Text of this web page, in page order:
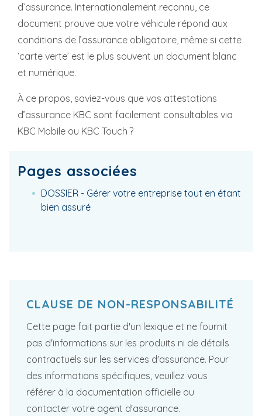
d’assurance. Internationalement reconnu, ce
document prouve que votre véhicule répond aux
conditions de l’assurance obligatoire, même si cette
‘carte verte’ est le plus souvent un document blanc
et numérique.
À ce propos, saviez-vous que vos attestations
d’assurance KBC sont facilement consultables via
KBC Mobile ou KBC Touch ?
Pages associées
DOSSIER - Gérer votre entreprise tout en étant
bien assuré
CLAUSE DE NON-RESPONSABILITÉ
Cette page fait partie d'un lexique et ne fournit
pas d'informations sur les produits ni de détails
contractuels sur les services d'assurance. Pour
des informations spécifiques, veuillez vous
référer à la documentation officielle ou
contacter votre agent d'assurance.